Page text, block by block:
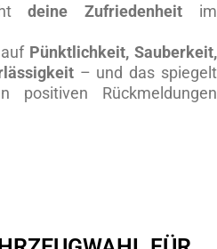
deine Zufriedenheit im
Pünktlichkeit, Sauberkeit,
– und das spiegelt
positiven Rückmeldungen